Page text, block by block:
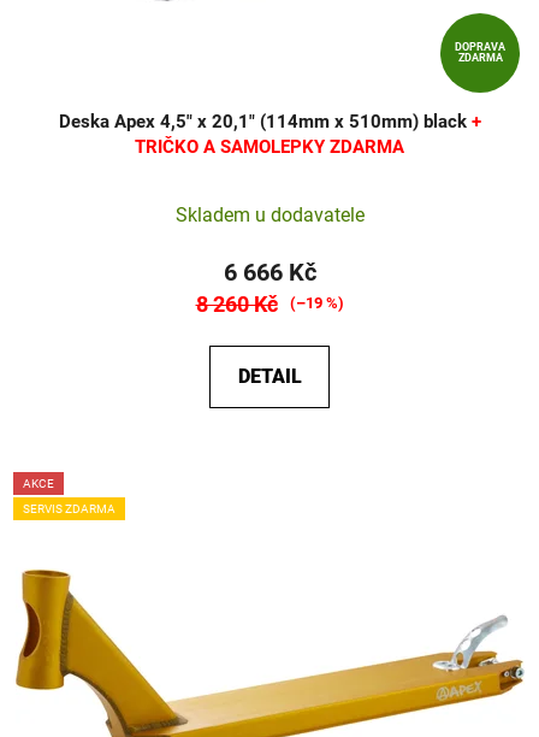
DOPRAVA
ZDARMA
Deska Apex 4,5" x 20,1" (114mm x 510mm) black +
TRIČKO A SAMOLEPKY ZDARMA
Skladem u dodavatele
6 666 Kč
8 260 Kč (–19 %)
DETAIL
AKCE
SERVIS ZDARMA